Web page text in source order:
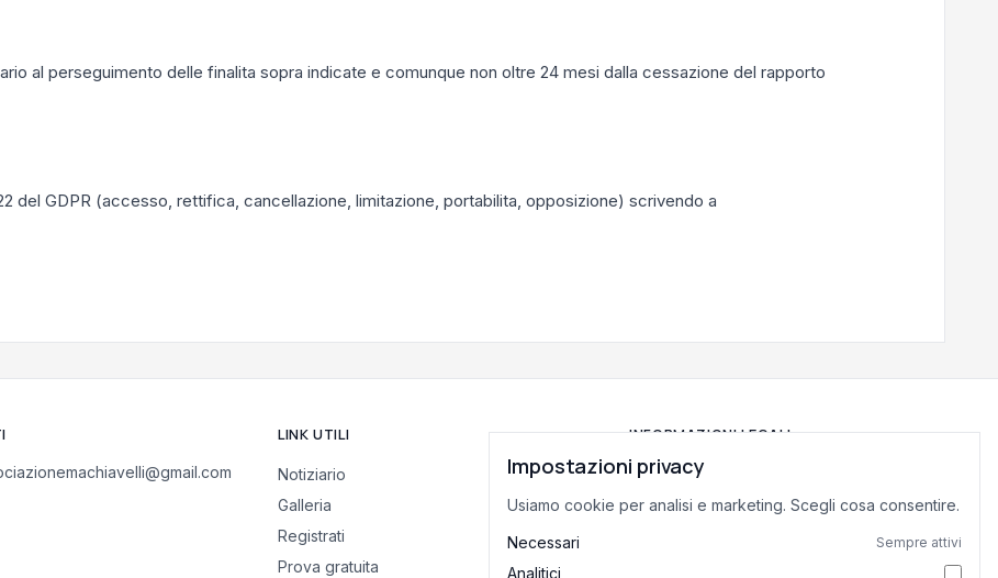
al perseguimento delle finalita sopra indicate e comunque non oltre 24 mesi dalla cessazione del rapporto
del GDPR (accesso, rettifica, cancellazione, limitazione, portabilita, opposizione) scrivendo a
LINK UTILI
Notiziario
Galleria
Registrati
Prova gratuita
INFORMAZIONI LEGALI
Privacy Policy
Termini di Servizio
Impostazioni privacy
Usiamo cookie per analisi e marketing. Scegli cosa consentire.
Necessari Sempre attivi
Analitici